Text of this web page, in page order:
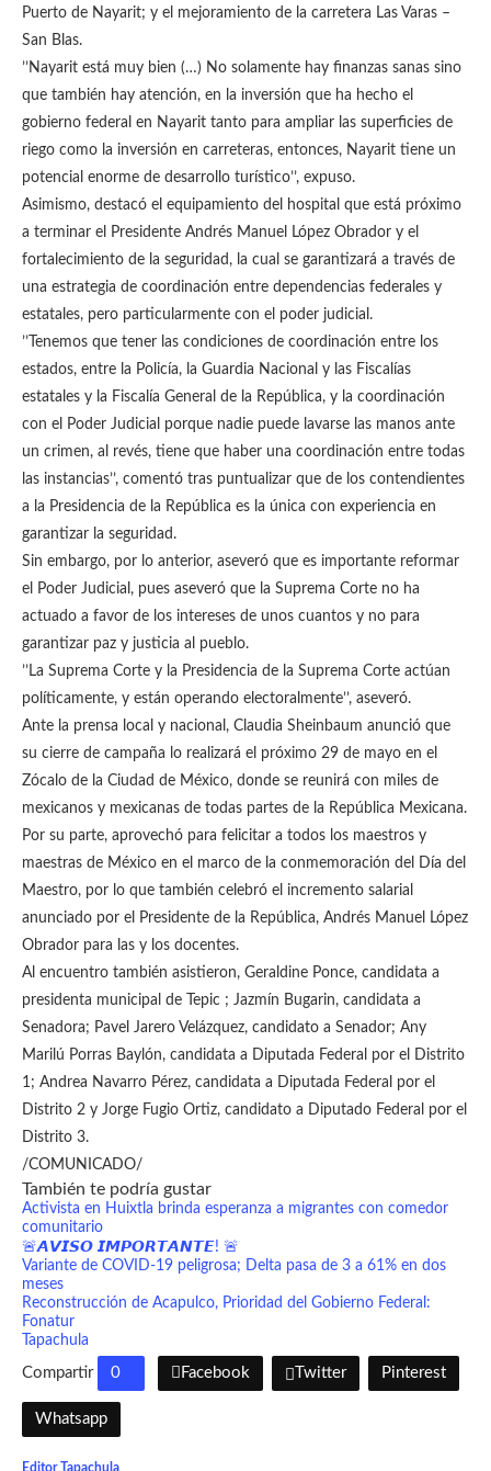
Puerto de Nayarit; y el mejoramiento de la carretera Las Varas –
San Blas.
’’Nayarit está muy bien (…) No solamente hay finanzas sanas sino
que también hay atención, en la inversión que ha hecho el
gobierno federal en Nayarit tanto para ampliar las superficies de
riego como la inversión en carreteras, entonces, Nayarit tiene un
potencial enorme de desarrollo turístico’’, expuso.
Asimismo, destacó el equipamiento del hospital que está próximo
a terminar el Presidente Andrés Manuel López Obrador y el
fortalecimiento de la seguridad, la cual se garantizará a través de
una estrategia de coordinación entre dependencias federales y
estatales, pero particularmente con el poder judicial.
’’Tenemos que tener las condiciones de coordinación entre los
estados, entre la Policía, la Guardia Nacional y las Fiscalías
estatales y la Fiscalía General de la República, y la coordinación
con el Poder Judicial porque nadie puede lavarse las manos ante
un crimen, al revés, tiene que haber una coordinación entre todas
las instancias’’, comentó tras puntualizar que de los contendientes
a la Presidencia de la República es la única con experiencia en
garantizar la seguridad.
Sin embargo, por lo anterior, aseveró que es importante reformar
el Poder Judicial, pues aseveró que la Suprema Corte no ha
actuado a favor de los intereses de unos cuantos y no para
garantizar paz y justicia al pueblo.
’’La Suprema Corte y la Presidencia de la Suprema Corte actúan
políticamente, y están operando electoralmente’’, aseveró.
Ante la prensa local y nacional, Claudia Sheinbaum anunció que
su cierre de campaña lo realizará el próximo 29 de mayo en el
Zócalo de la Ciudad de México, donde se reunirá con miles de
mexicanos y mexicanas de todas partes de la República Mexicana.
Por su parte, aprovechó para felicitar a todos los maestros y
maestras de México en el marco de la conmemoración del Día del
Maestro, por lo que también celebró el incremento salarial
anunciado por el Presidente de la República, Andrés Manuel López
Obrador para las y los docentes.
Al encuentro también asistieron, Geraldine Ponce, candidata a
presidenta municipal de Tepic ; Jazmín Bugarin, candidata a
Senadora; Pavel Jarero Velázquez, candidato a Senador; Any
Marilú Porras Baylón, candidata a Diputada Federal por el Distrito
1; Andrea Navarro Pérez, candidata a Diputada Federal por el
Distrito 2 y Jorge Fugio Ortiz, candidato a Diputado Federal por el
Distrito 3.
/COMUNICADO/
También te podría gustar
Activista en Huixtla brinda esperanza a migrantes con comedor
comunitario
🚨𝘼𝙑𝙄𝙎𝙊 𝙄𝙈𝙋𝙊𝙍𝙏𝘼𝙉𝙏𝙀! 🚨
Variante de COVID-19 peligrosa; Delta pasa de 3 a 61% en dos
meses
Reconstrucción de Acapulco, Prioridad del Gobierno Federal:
Fonatur
Tapachula
Compartir 0 Facebook Twitter Pinterest
Whatsapp
Editor Tapachula